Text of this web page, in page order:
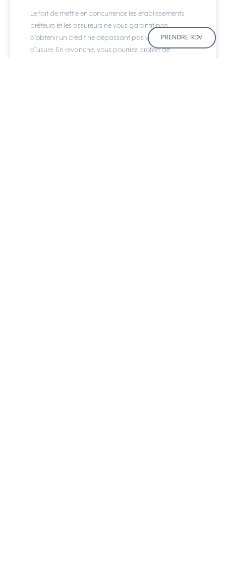
PRENDRE RDV
Le fait de mettre en concurrence les établissements
prêteurs et les assureurs ne vous garantit pas
d’obtenir un crédit ne dépassant pas votre taux
d’usure. En revanche, vous pourriez profiter de